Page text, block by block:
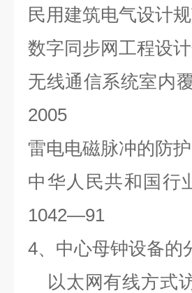
民用建筑电气设计
数字同步网工程设
无线通信系统室内
2005
雷电电磁脉冲的防护
中华人民共和国行
1042—91
4、中心母钟设备的
以太网有线方式